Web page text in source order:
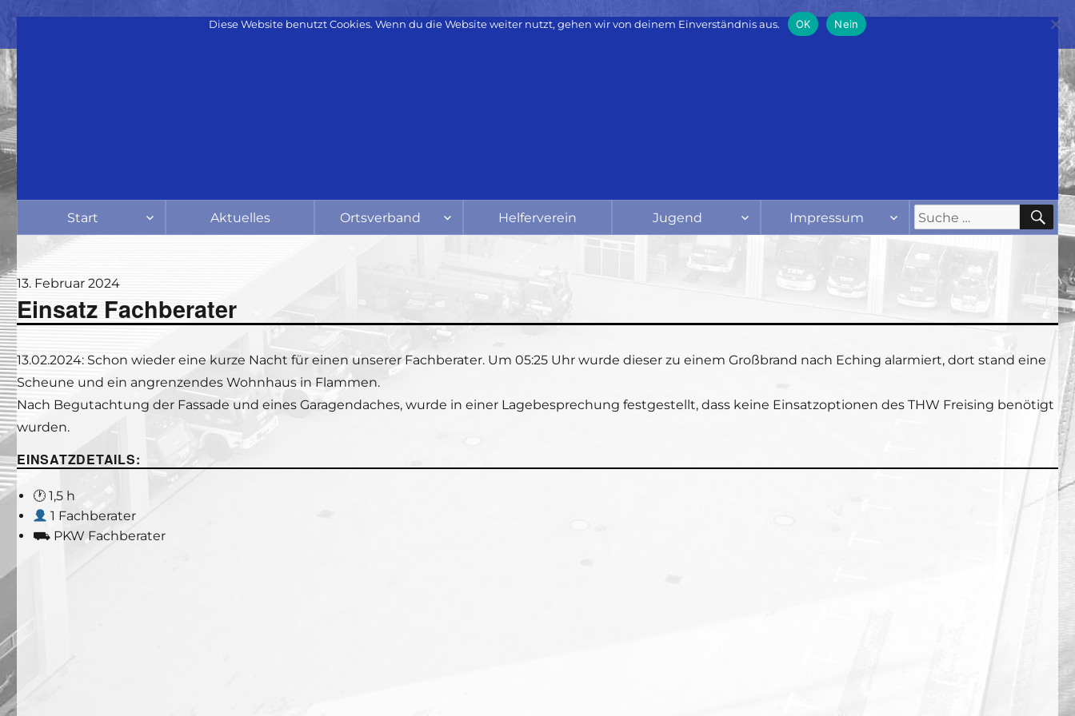
Start Aktuelles Ortsverband Helferverein Jugend Impressum
Suche
nach:
Veröffentlicht
am
13. Februar 2024
Einsatz Fachberater
13.02.2024: Schon wieder eine kurze Nacht für einen unserer Fachberater. Um 05:25 Uhr wurde dieser zu einem Großbrand nach Eching alarmiert, dort stand eine
Scheune und ein angrenzendes Wohnhaus in Flammen.
Nach Begutachtung der Fassade und eines Garagendaches, wurde in einer Lagebesprechung festgestellt, dass keine Einsatzoptionen des THW Freising benötigt
wurden.
EINSATZDETAILS:
🕐 1,5 h
1 Fachberater
⛟ PKW Fachberater
Diese Website benutzt Cookies. Wenn du die Website weiter nutzt, gehen wir von deinem Einverständnis aus. OK Nein